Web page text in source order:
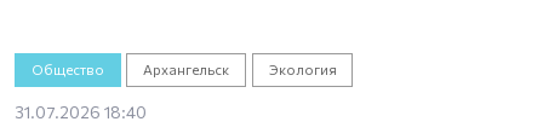
Общество Архангельск Экология
31.07.2026 18:40